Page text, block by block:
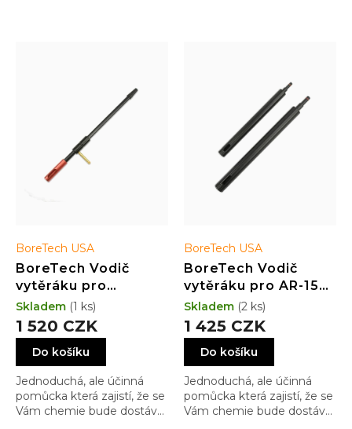
BoreTech USA
BoreTech Vodič
vytěráku pro
klikovky se
středovým zápalem
pro kalibr .25 - .30
(červená)
1 520 CZK
Do košíku
Jednoduchá, ale účinná
pomůcka která zajistí, že se
Vám chemie bude dostávat
Skladem (1 ks)
BoreTech USA
BoreTech Vodič
vytěráku pro AR-15
(.223 / 5.56 mm)
1 425 CZK
Do košíku
Jednoduchá, ale účinná
pomůcka která zajistí, že se
Vám chemie bude dostávat
Skladem (2 ks)